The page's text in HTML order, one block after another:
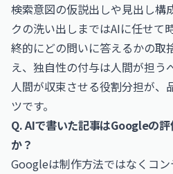
検索意図の仮説出しや見出し構
クの洗い出しまではAIに任せて
終的にどの問いに答えるかの取
え、独自性の付与は人間が担う
人間が収束させる役割分担が、
ツです。
Q. AIで書いた記事はGoogleの
か？
Googleは制作方法ではなくコ